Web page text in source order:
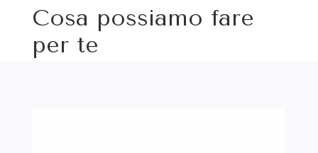
Cosa possiamo fare
per te